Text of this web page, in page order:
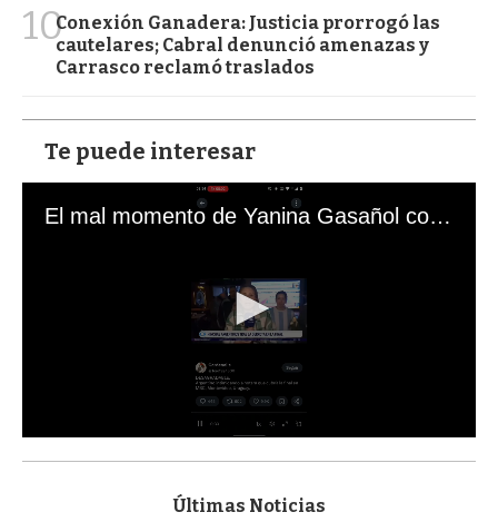
10Conexión Ganadera: Justicia prorrogó las
cautelares; Cabral denunció amenazas y
Carrasco reclamó traslados
Te puede interesar
El mal momento de Yanina Gasañol con un hincha argentino en "Subrayado"
s
Últimas Noticias